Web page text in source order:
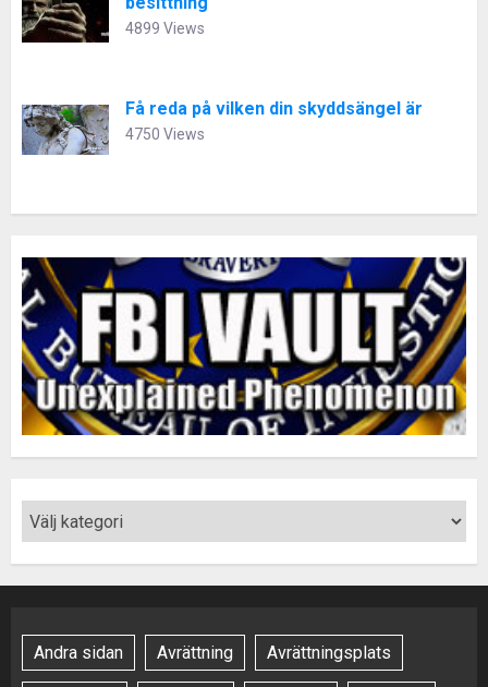
4899 Views
Få reda på vilken din skyddsängel är
4750 Views
Andra sidan Avrättning Avrättningsplats